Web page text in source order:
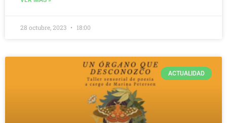
28 octubre, 2023 18:00
ACTUALIDAD